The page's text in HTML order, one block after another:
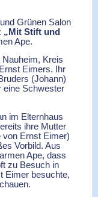
Grünen Salon
„Mit Stift und
Ape.
Nauheim, Kreis
Eimers. Ihr
(Johann)
eine Schwester
im Elternhaus
ihre Mutter
von Ernst Eimer)
Vorbild. Aus
Ape, dass
zu Besuch in
Eimer besuchte,